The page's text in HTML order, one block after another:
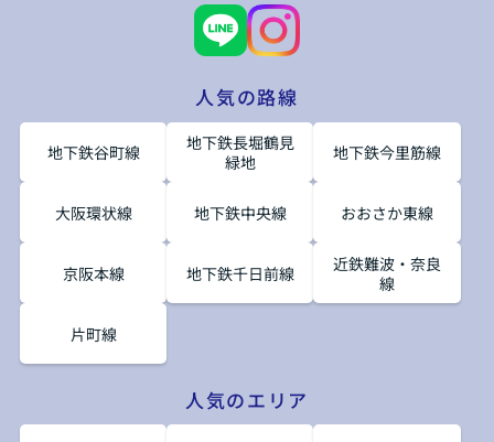
人気の路線
地下鉄谷町線
地下鉄長堀鶴見
緑地
地下鉄今里筋線
大阪環状線 地下鉄中央線 おおさか東線
京阪本線 地下鉄千日前線
近鉄難波・奈良
線
片町線
人気のエリア